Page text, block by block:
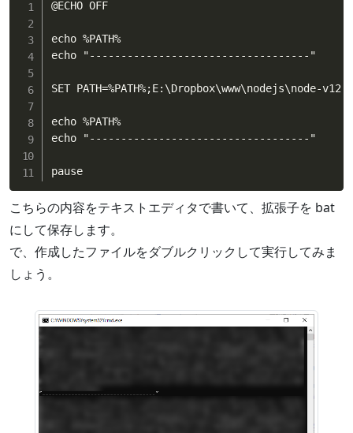
@ECHO OFF
echo %PATH%
echo "-----------------------------------"
SET PATH=%PATH%;E:\Dropbox\www\nodejs\node-
echo %PATH%
echo "-----------------------------------"
pause
こちらの内容をテキストエディタで書いて、拡張子を bat
にして保存します。
で、作成したファイルをダブルクリックして実行してみま
しょう。